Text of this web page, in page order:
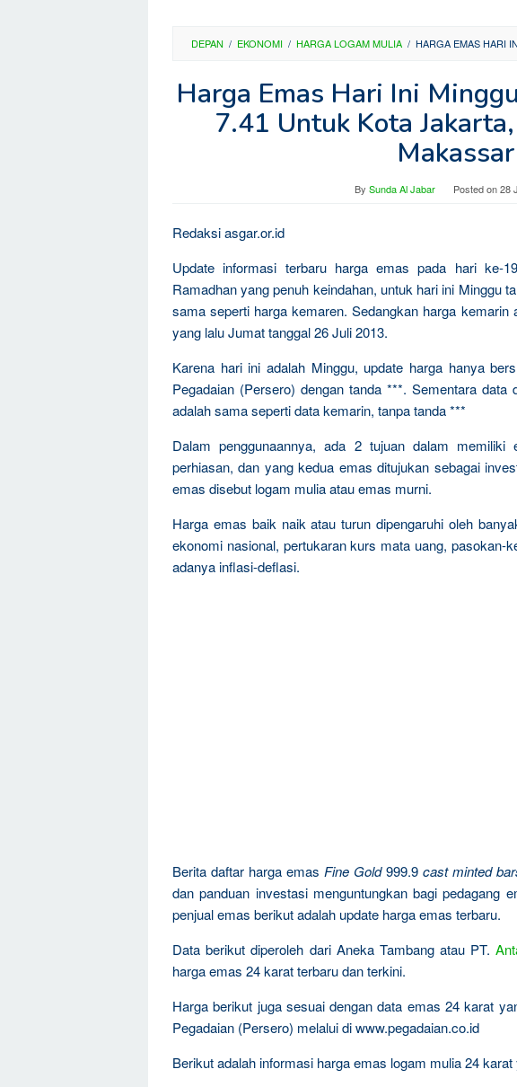
DEPAN / EKONOMI / HARGA LOGAM MULIA / HARGA EMAS HARI
Harga Emas Hari Ini
7.41 Untuk Kota
Makassar
By Sunda Al Jabar Posted on28
Redaksi asgar.or.id
Update informasi terbaru harga emas pada hari ke-
Ramadhan yang penuh keindahan, untuk hari ini Minggu
sama seperti harga kemaren. Sedangkan harga kemarin
yang lalu Jumat tanggal 26 Juli 2013.
Karena hari ini adalah Minggu, update harga hanya
Pegadaian (Persero) dengan tanda ***. Sementara data
adalah sama seperti data kemarin, tanpa tanda ***
Dalam penggunaannya, ada 2 tujuan dalam
perhiasan, dan yang kedua emas ditujukan sebagai
emas disebut logam mulia atau emas murni.
Harga emas baik naik atau turun dipengaruhi oleh
ekonomi nasional, pertukaran kurs mata uang, pasokan-
adanya inflasi-deflasi.
Berita daftar harga emas Fine Gold999.9 cast minted
dan panduan investasi menguntungkan bagi pedagang
penjual emas berikut adalah update harga emas terbaru.
Data berikut diperoleh dari Aneka Tambang atau PT.
harga emas 24 karat terbaru dan terkini.
Harga berikut juga sesuai dengan data emas 24 karat
Pegadaian (Persero) melalui di www.pegadaian.co.id
Berikut adalah informasi harga emas logam mulia 24